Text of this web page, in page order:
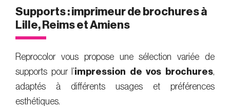
Supports : imprimeur de brochures à
Lille, Reims et Amiens
Reprocolor vous propose une sélection variée de
supports pour l’impression de vos brochures,
adaptés à différents usages et préférences
esthétiques.